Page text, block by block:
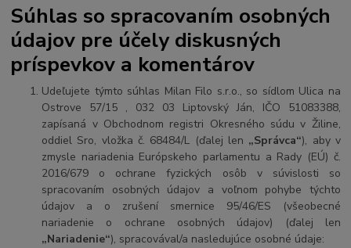
Súhlas so spracovaním osobných
údajov pre účely diskusných
príspevkov a komentárov
Udeľujete týmto súhlas Milan Filo s.r.o., so sídlom Ulica na
Ostrove 57/15 , 032 03 Liptovský Ján, IČO 51083388,
zapísaná v Obchodnom registri Okresného súdu v Žiline,
oddiel Sro, vložka č. 68484/L (ďalej len „Správca“), aby v
zmysle nariadenia Európskeho parlamentu a Rady (EÚ) č.
2016/679 o ochrane fyzických osôb v súvislosti so
spracovaním osobných údajov a voľnom pohybe týchto
údajov a o zrušení smernice 95/46/ES (všeobecné
nariadenie o ochrane osobných údajov) (ďalej len
„Nariadenie“), spracovával/a nasledujúce osobné údaje: